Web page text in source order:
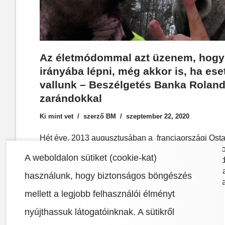
A weboldalon sütiket (cookie-kat)
használunk, hogy biztonságos böngészés
mellett a legjobb felhasználói élményt
nyújthassuk látogatóinknak.A sütikről
Az életmódommal azt üzenem,
irányába lépni, még akkor is, ha
vallunk – Beszélgetés Banka
zarándokkal
Ki mint vet szerző BM szeptember 22, 2020
Hét éve, 2013 augusztusában a franciaországi
új születésnapjának a miskolci Banka Roland. Ez
végzettségű férfi sorsfordító útjának kezdete.
kiutat keresve döntött úgy, hogy végig megy az El
évekig tartott, mivel gyalog és egy szamárral,
pedig…Read More »